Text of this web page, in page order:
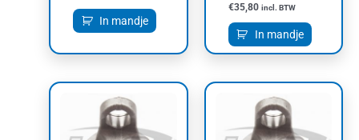
In mandje
€35,80 incl. BTW
In mandje